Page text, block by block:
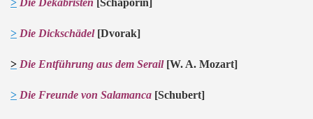
> Die Dekabristen [Schaporin]
> Die Dickschädel[Dvorak]
> Die Entführung aus dem Serail[W. A. Mozart]
> Die Freunde von Salamanca [Schubert]